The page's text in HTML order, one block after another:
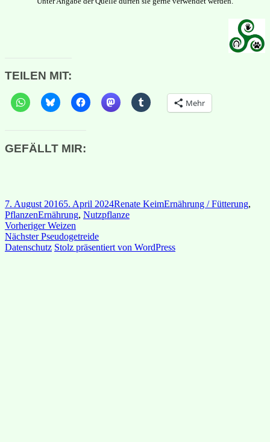
TEILEN MIT:
Mehr
GEFÄLLT MIR:
Veröffentlicht
am
7. August 20165. April 2024Autor
Renate KeimKategorien
Ernährung / Fütterung,
PflanzenSchlagwörter
Ernährung, Nutzpflanze
Beitragsnavigation
Vorheriger Vorheriger
Beitrag:
Weizen
Nächster Nächster
Beitrag:
Pseudogetreide
Datenschutz Stolz präsentiert von WordPress